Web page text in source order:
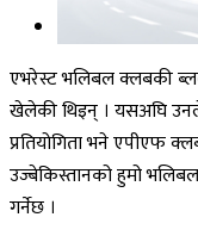
एभरेस्ट भलिबल क्लबकी
खेलेकी थिइन् । यसअघि उनले
प्रतियोगिता भने एपीएफ
उज्बेकिस्तानको हुमो
गर्नेछ ।